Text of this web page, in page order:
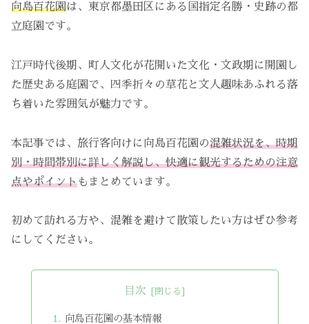
向島百花園は、東京都墨田区にある国指定名勝・史跡の都
立庭園です。
江戸時代後期、町人文化が花開いた文化・文政期に開園し
た歴史ある庭園で、四季折々の草花と文人趣味あふれる落
ち着いた雰囲気が魅力です。
本記事では、旅行客向けに向島百花園の混雑状況を、時期
別・時間帯別に詳しく解説し、快適に観光するための注意
点やポイントもまとめています。
初めて訪れる方や、混雑を避けて散策したい方はぜひ参考
にしてください。
目次
向島百花園の基本情報